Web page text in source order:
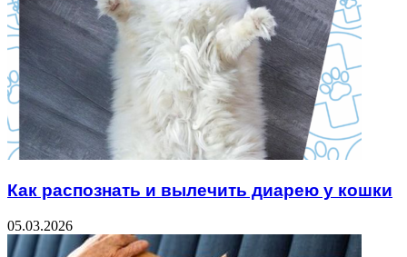
Как распознать и вылечить диарею у кошки
05.03.2026